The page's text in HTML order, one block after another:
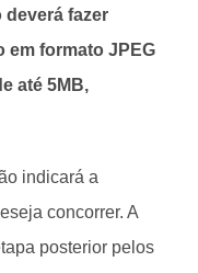
deverá fazer
em formato JPEG
até 5MB,
indicará a
concorrer. A
posterior pelos